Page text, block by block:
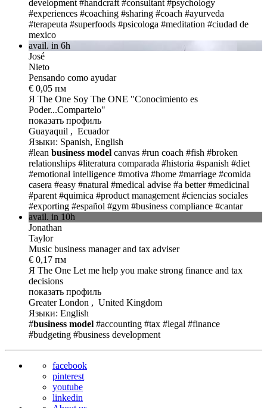
development #handcraft #consultant #psychology
#experiences #coaching #sharing #coach #ayurveda
#terapeuta #superfoods #psicologa #meditation #ciudad de
mexico
avail. in 6h
José
Nieto
Pensando como ayudar
€ 0,05 пм
Я The One Soy The ONE "Conocimiento es
Poder...Compartelo"
показать профиль
Guayaquil , Ecuador
Языки: Spanish, English
#lean business model canvas #run coach #fish #broken
relationships #literatura comparada #historia #spanish #diet
#emotional intelligence #motiva #home #marriage #comida
casera #easy #natural #medical advise #a better #medicinal
#parent #quimica #product management #ciencias sociales
#exporting #español #gym #business compliance #cantar
avail. in 10h
Jonathan
Taylor
Music business manager and tax adviser
€ 0,17 пм
Я The One Let me help you make strong finance and tax
decisions
показать профиль
Greater London , United Kingdom
Языки: English
#business model #accounting #tax #legal #finance
#budgeting #business development
facebook
pinterest
youtube
linkedin